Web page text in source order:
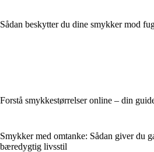
Sådan beskytter du dine smykker mod
Forstå smykkestørrelser online – din
Smykker med omtanke: Sådan giver du
bæredygtig livsstil